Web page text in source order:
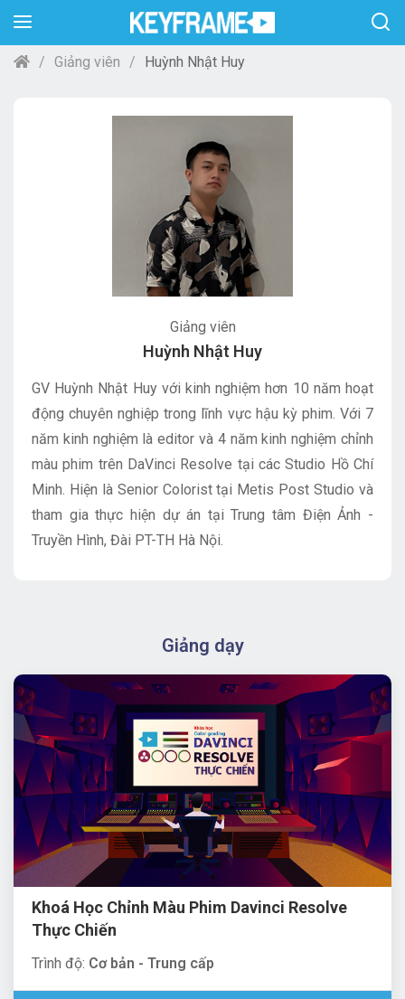
Giảng viên Huỳnh Nhật Huy
Giảng viên
Huỳnh Nhật Huy
GV Huỳnh Nhật Huy với kinh nghiệm hơn 10 năm hoạt
động chuyên nghiệp trong lĩnh vực hậu kỳ phim. Với 7
năm kinh nghiệm là editor và 4 năm kinh nghiệm chỉnh
màu phim trên DaVinci Resolve tại các Studio Hồ Chí
Minh. Hiện là Senior Colorist tại Metis Post Studio và
tham gia thực hiện dự án tại Trung tâm Điện Ảnh -
Truyền Hình, Đài PT-TH Hà Nội.
Giảng dạy
Khoá Học Chỉnh Màu Phim Davinci Resolve
Thực Chiến
Trình độ: Cơ bản - Trung cấp